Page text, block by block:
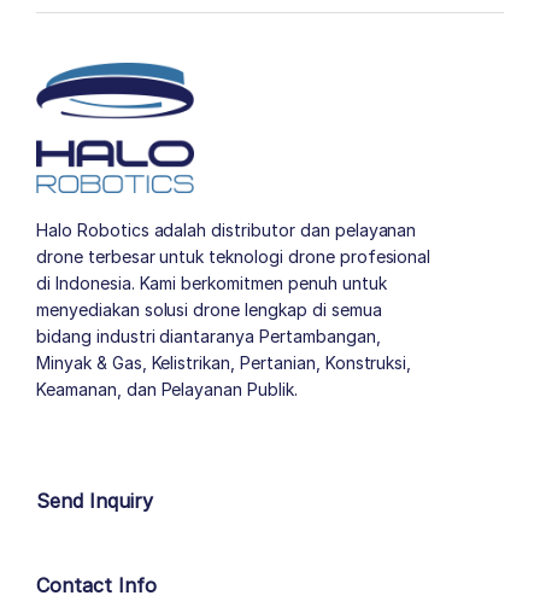
Halo Robotics adalah distributor dan pelayanan
drone terbesar untuk teknologi drone profesional
di Indonesia. Kami berkomitmen penuh untuk
menyediakan solusi drone lengkap di semua
bidang industri diantaranya Pertambangan,
Minyak & Gas, Kelistrikan, Pertanian, Konstruksi,
Keamanan, dan Pelayanan Publik.
Send Inquiry
Contact Info